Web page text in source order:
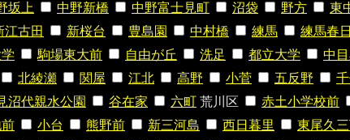
坂上 中野新橋 中野富士見町 沼袋 野方 東
江古田 新桜台 豊島園 中村橋 練馬 練馬春
駒場東大前 自由が丘 洗足 都立大学 中
北綾瀬 関屋 江北 高野 小菅 五反野
沼代親水公園 谷在家 六町 荒川区 赤土小学校前
小台 熊野前 新三河島 西日暮里 東尾久三